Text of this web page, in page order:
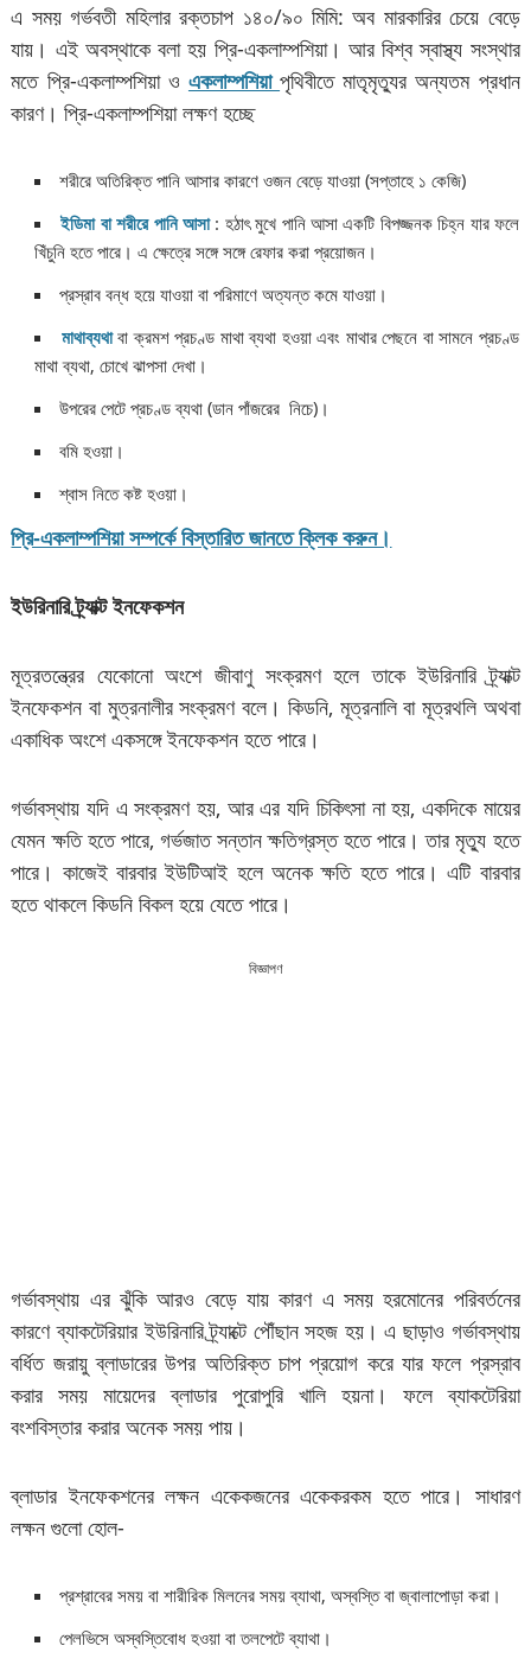
এ সময় গর্ভবতী মহিলার রক্তচাপ ১৪০/৯০ মিমি: অব মারকারির চেয়ে বেড়ে
যায়। এই অবস্থাকে বলা হয় প্রি-একলাম্পশিয়া। আর বিশ্ব স্বাস্থ্য সংস্থার
মতে প্রি-একলাম্পশিয়া ও একলাম্পশিয়াপৃথিবীতে মাতৃমৃত্যুর অন্যতম প্রধান
কারণ। প্রি-একলাম্পশিয়া লক্ষণ হচ্ছে
শরীরে অতিরিক্ত পানি আসার কারণে ওজন বেড়ে যাওয়া (সপ্তাহে ১ কেজি)
ইডিমা বা শরীরে পানি আসা: হঠাৎ মুখে পানি আসা একটি বিপজ্জনক চিহ্ন যার ফলে
খিঁচুনি হতে পারে। এ ক্ষেত্রে সঙ্গে সঙ্গে রেফার করা প্রয়োজন।
প্রস্রাব বন্ধ হয়ে যাওয়া বা পরিমাণে অত্যন্ত কমে যাওয়া।
মাথাব্যথাবা ক্রমশ প্রচণ্ড মাথা ব্যথা হওয়া এবং মাথার পেছনে বা সামনে প্রচণ্ড
মাথা ব্যথা, চোখে ঝাপসা দেখা।
উপরের পেটে প্রচণ্ড ব্যথা (ডান পাঁজরের নিচে)।
বমি হওয়া।
শ্বাস নিতে কষ্ট হওয়া।
প্রি-একলাম্পশিয়া সম্পর্কে বিস্তারিত জানতে ক্লিক করুন।
ইউরিনারি ট্র্যাক্ট ইনফেকশন
মূত্রতন্ত্রের যেকোনো অংশে জীবাণু সংক্রমণ হলে তাকে ইউরিনারি ট্র্যাক্ট
ইনফেকশন বা মুত্রনালীর সংক্রমণ বলে। কিডনি, মূত্রনালি বা মূত্রথলি অথবা
একাধিক অংশে একসঙ্গে ইনফেকশন হতে পারে।
গর্ভাবস্থায় যদি এ সংক্রমণ হয়, আর এর যদি চিকিৎসা না হয়, একদিকে মায়ের
যেমন ক্ষতি হতে পারে, গর্ভজাত সন্তান ক্ষতিগ্রস্ত হতে পারে। তার মৃত্যু হতে
পারে। কাজেই বারবার ইউটিআই হলে অনেক ক্ষতি হতে পারে। এটি বারবার
হতে থাকলে কিডনি বিকল হয়ে যেতে পারে।
বিজ্ঞাপণ
গর্ভাবস্থায় এর ঝুঁকি আরও বেড়ে যায় কারণ এ সময় হরমোনের পরিবর্তনের
কারণে ব্যাকটেরিয়ার ইউরিনারি ট্র্যাক্টে পৌঁছান সহজ হয়। এ ছাড়াও গর্ভাবস্থায়
বর্ধিত জরায়ু ব্লাডারের উপর অতিরিক্ত চাপ প্রয়োগ করে যার ফলে প্রস্রাব
করার সময় মায়েদের ব্লাডার পুরোপুরি খালি হয়না। ফলে ব্যাকটেরিয়া
বংশবিস্তার করার অনেক সময় পায়।
ব্লাডার ইনফেকশনের লক্ষন একেকজনের একেকরকম হতে পারে। সাধারণ
লক্ষন গুলো হোল-
প্রশ্রাবের সময় বা শারীরিক মিলনের সময় ব্যাথা, অস্বস্তি বা জ্বালাপোড়া করা।
পেলভিসে অস্বস্তিবোধ হওয়া বা তলপেটে ব্যাথা।